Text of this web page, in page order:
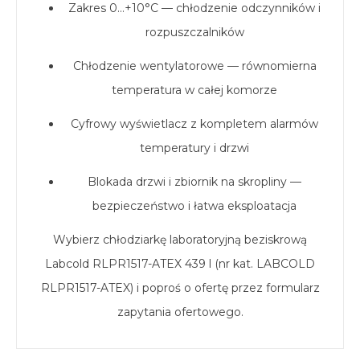
Zakres 0…+10°C — chłodzenie odczynników i
rozpuszczalników
Chłodzenie wentylatorowe — równomierna
temperatura w całej komorze
Cyfrowy wyświetlacz z kompletem alarmów
temperatury i drzwi
Blokada drzwi i zbiornik na skropliny —
bezpieczeństwo i łatwa eksploatacja
Wybierz chłodziarkę laboratoryjną beziskrową
Labcold RLPR1517-ATEX 439 l (nr kat. LABCOLD
RLPR1517-ATEX) i poproś o ofertę przez formularz
zapytania ofertowego.